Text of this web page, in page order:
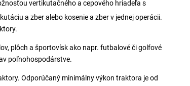
vertikutačného a cepového hriadeľa s
a zber alebo kosenie a zber v jednej operácii.
plôch a športovísk ako napr. futbalové či golfové
poľnohospodárstve.
Odporúčaný minimálny výkon traktora je od